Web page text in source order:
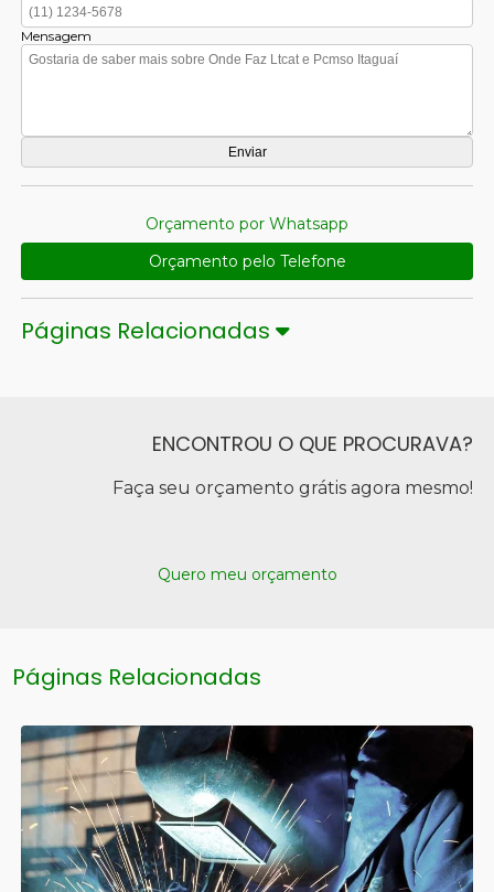
Mensagem
Orçamento por Whatsapp
Orçamento pelo Telefone
Páginas Relacionadas
ENCONTROU O QUE PROCURAVA?
Faça seu orçamento grátis agora mesmo!
Quero meu orçamento
Páginas Relacionadas